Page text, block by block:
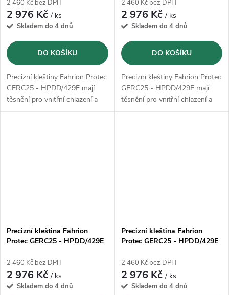
2 460 Kč bez DPH
2 976 Kč/ ks
Skladem do 4 dnů
DO KOŠÍKU
Precizní kleštiny Fahrion Protec
GERC25 - HPDD/429E mají
těsnění pro vnitřní chlazení a
lze je použít až do 120 bar a
2 460 Kč bez DPH
2 976 Kč/ ks
Skladem do 4 dnů
DO KOŠÍKU
Precizní kleštiny Fahrion Protec
GERC25 - HPDD/429E mají
těsnění pro vnitřní chlazení a
lze je použít až do 120 bar a
Precizní kleština Fahrion
Protec GERC25 - HPDD/429E
2 460 Kč bez DPH
2 976 Kč/ ks
Skladem do 4 dnů
Precizní kleština Fahrion
Protec GERC25 - HPDD/429E
2 460 Kč bez DPH
2 976 Kč/ ks
Skladem do 4 dnů